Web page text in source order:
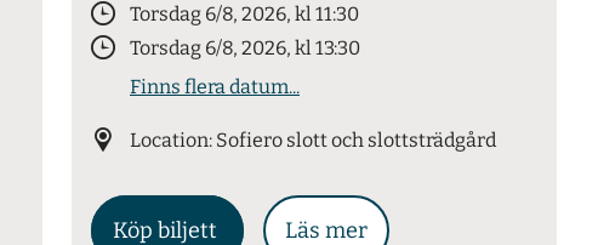
Torsdag 6/8, 2026, kl 11:30
Torsdag 6/8, 2026, kl 13:30
Finns flera datum...
Location: Sofiero slott och slottsträdgård
Köp biljett Läs mer